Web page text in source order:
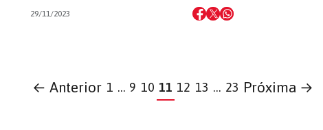
29/11/2023
← Anterior 1 … 9 10 11 12 13 … 23 Próxima →